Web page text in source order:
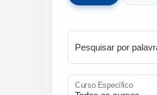
Pesquisar por
Curso Específico